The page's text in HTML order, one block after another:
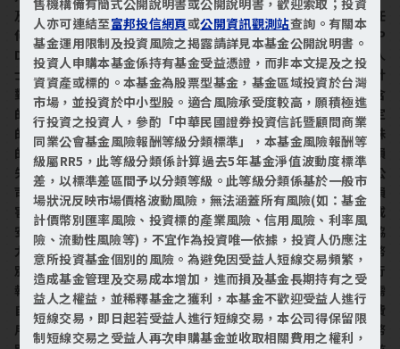
及時性和／或完整性。S&P DOW JONES INDICES概不對當中的任
何錯誤、遺漏或延遲做出任何損害賠償或承擔任何法律責任。S&P
DOW JONES INDICES 對富邦投信、基金的所有人、或任何其他人
士或實體因使用指數或與之有關的任何資料所造成的後果，或者針
對任何特定目的或用途的適銷性或合適性，概不作任何明示或隱含
的保證，並且明確放棄這方面的一切保證。在不限制前述任何規定
的情況下，S&P DOW JONES INDICES 概不對任何間接的、特殊
的、附帶的、懲罰性的或相應而生的損害（包括但不限於利潤損
失、交易損失、時間或商譽損失）承擔任何法律責任，即使該等公
司知悉在合同、侵權法、嚴格法律責任或其他方面可能發生該等損
害，亦然。S&P DOW JONES INDICES 與富邦投信間的任何協議或
安排除 S&P DOW JONES INDICES 的許可人外，概不存在任何協
力廠商受益人。本基金計價幣別包含新臺幣與美元計價二種計價幣
別，如投資人以其他非本基金計價幣別之貨幣換匯時，須承擔銀行
報價之買賣價差風險，且投資本基金或投資後取得之買回價金，需
自行承擔匯率變動之風險，投資人尚須承擔匯款費用，外幣匯款費
用可能高於新臺幣匯款費用；此外，基金可能投資於非基金計價幣
售機構備有簡式公開說明書或公開說明書，歡迎索取；投資
人亦可連結至富邦投信網頁或公開資訊觀測站查詢。有關本
基金運用限制及投資風險之揭露請詳見本基金公開說明書。
投資人申購本基金係持有基金受益憑證，而非本文提及之投
資資產或標的。本基金為股票型基金，基金區域投資於台灣
市場，並投資於中小型股。適合風險承受度較高，願積極進
行投資之投資人，參酌「中華民國證券投資信託暨顧問商業
同業公會基金風險報酬等級分類標準」，本基金風險報酬等
級屬RR5，此等級分類係計算過去5年基金淨值波動度標準
差，以標準差區間予以分類等級。此等級分類係基於一般市
場狀況反映市場價格波動風險，無法涵蓋所有風險(如：基金
計價幣別匯率風險、投資標的產業風險、信用風險、利率風
險、流動性風險等)，不宜作為投資唯一依據，投資人仍應注
意所投資基金個別的風險。為避免因受益人短線交易頻繁，
造成基金管理及交易成本增加，進而損及基金長期持有之受
益人之權益，並稀釋基金之獲利，本基金不歡迎受益人進行
短線交易，即日起若受益人進行短線交易，本公司得保留限
制短線交易之受益人再次申購基金並收取相關費用之權利，